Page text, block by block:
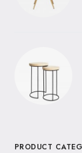
PRODUCT